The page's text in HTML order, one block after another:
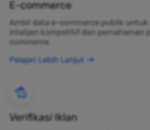
E-commerce
Ambil data e-commerce publik
intelijen kompetitif dan pemahaman
commerce.
Pelajari Lebih Lanjut
Verifikasi Iklan